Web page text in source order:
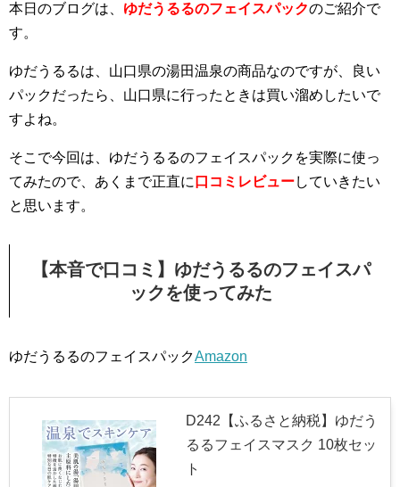
本日のブログは、 ゆだうるるのフェイスパックのご紹介で
す。
ゆだうるるは、山口県の湯田温泉の商品なのですが、良い
パックだったら、山口県に行ったときは買い溜めしたいで
すよね。
そこで今回は、ゆだうるるのフェイスパックを実際に使っ
てみたので、あくまで正直に 口コミレビューしていきたい
と思います。
【本音で口コミ】ゆだうるるのフェイスパ
ックを使ってみた
ゆだうるるのフェイスパックAmazon
D242【ふるさと納税】ゆだう
るるフェイスマスク 10枚セッ
ト